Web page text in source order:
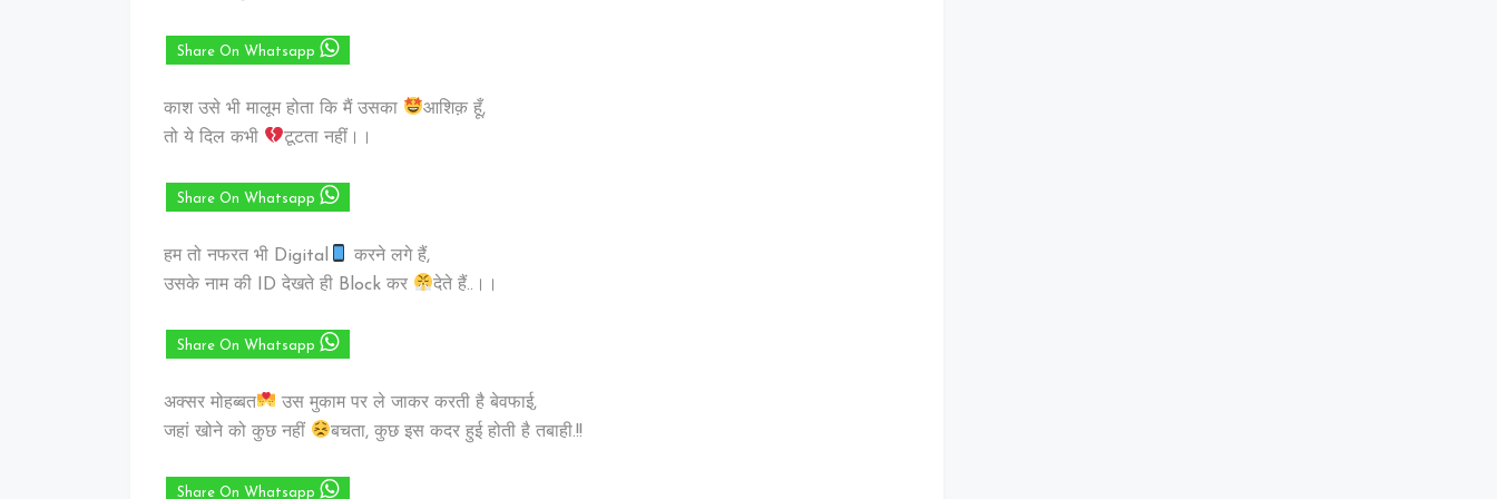
Share On Whatsapp
काश उसे भी मालूम होता कि मैं उसका
आशिक़ हूँ,
तो ये दिल कभी
टूटता नहीं।।
Share On Whatsapp
हम तो नफरत भी Digital
करने लगे हैं,
उसके नाम की ID देखते ही Block कर
देते हैं..।।
Share On Whatsapp
अक्सर मोहब्बत
उस मुकाम पर ले जाकर करती है बेवफाई,
जहां खोने को कुछ नहीं
बचता, कुछ इस कदर हुई होती है तबाही.!!
Share On Whatsapp